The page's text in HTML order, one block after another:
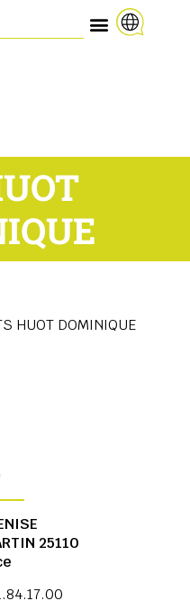
HUOT DOMINIQUE
25110